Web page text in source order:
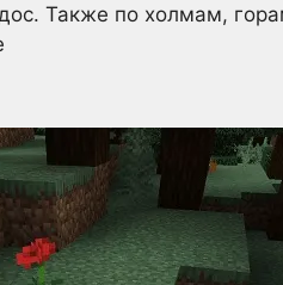
Также по холмам,